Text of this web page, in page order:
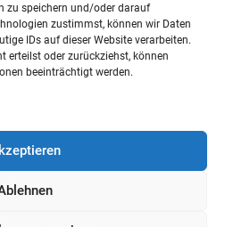
zu speichern und/oder darauf
zustimmst, können wir Daten
IDs auf dieser Website verarbeiten.
erteilst oder zurückziehst, können
beeinträchtigt werden.
/ Outlook export